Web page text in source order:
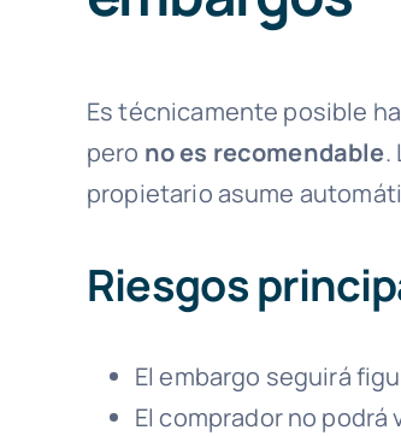
Es técnicamente posible
pero no es recomendable.
propietario asume
Riesgos
El embargo seguirá
El comprador no